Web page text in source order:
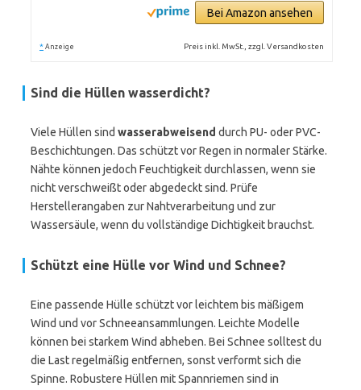
Bei Amazon ansehen
* Anzeige Preis inkl. MwSt., zzgl. Versandkosten
Sind die Hüllen wasserdicht?
Viele Hüllen sind wasserabweisend durch PU- oder PVC-
Beschichtungen. Das schützt vor Regen in normaler Stärke.
Nähte können jedoch Feuchtigkeit durchlassen, wenn sie
nicht verschweißt oder abgedeckt sind. Prüfe
Herstellerangaben zur Nahtverarbeitung und zur
Wassersäule, wenn du vollständige Dichtigkeit brauchst.
Schützt eine Hülle vor Wind und Schnee?
Eine passende Hülle schützt vor leichtem bis mäßigem
Wind und vor Schneeansammlungen. Leichte Modelle
können bei starkem Wind abheben. Bei Schnee solltest du
die Last regelmäßig entfernen, sonst verformt sich die
Spinne. Robustere Hüllen mit Spannriemen sind in